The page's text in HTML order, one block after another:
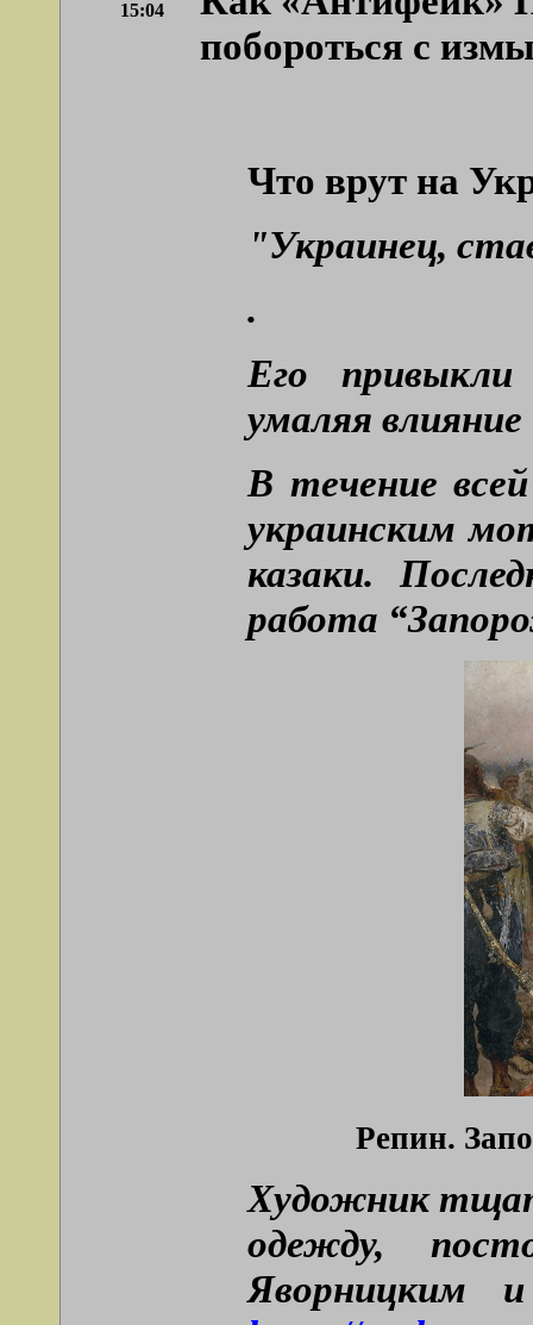
15:04
побороться с
Что врут на
"Украинец,
.
Его привыкли
умаляя
В течение
украинским
казаки.
работа
Репин.
Художник
одежду,
Яворницким